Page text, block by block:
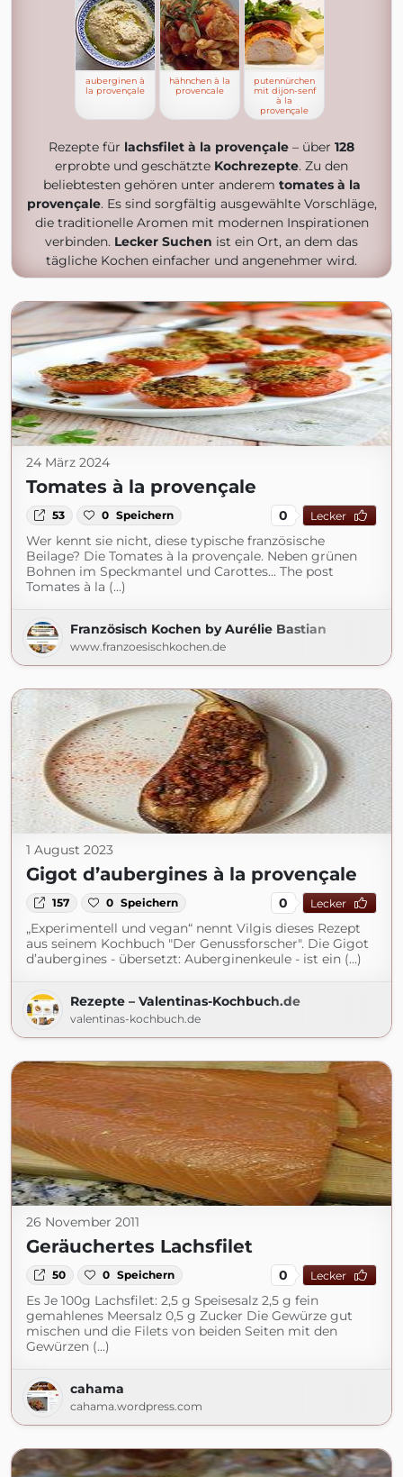
auberginen à
la provençale
hähnchen à la
provencale
putennürchen
mit dijon-senf
à la
provençale
Rezepte für lachsfilet à la provençale – über 128
erprobte und geschätzte Kochrezepte. Zu den
beliebtesten gehören unter anderem tomates à la
provençale. Es sind sorgfältig ausgewählte Vorschläge,
die traditionelle Aromen mit modernen Inspirationen
verbinden. Lecker Suchen ist ein Ort, an dem das
tägliche Kochen einfacher und angenehmer wird.
24 März 2024
Tomates à la provençale
53 0 Speichern 0 Lecker
Wer kennt sie nicht, diese typische französische
Beilage? Die Tomates à la provençale. Neben grünen
Bohnen im Speckmantel und Carottes... The post
Tomates à la (...)
Französisch Kochen by Aurélie Bastian
www.franzoesischkochen.de
1 August 2023
Gigot d’aubergines à la provençale
157 0 Speichern 0 Lecker
„Experimentell und vegan“ nennt Vilgis dieses Rezept
aus seinem Kochbuch "Der Genussforscher". Die Gigot
d’aubergines - übersetzt: Auberginenkeule - ist ein (...)
Rezepte – Valentinas-Kochbuch.de
valentinas-kochbuch.de
26 November 2011
Geräuchertes Lachsfilet
50 0 Speichern 0 Lecker
Es Je 100g Lachsfilet: 2,5 g Speisesalz 2,5 g fein
gemahlenes Meersalz 0,5 g Zucker Die Gewürze gut
mischen und die Filets von beiden Seiten mit den
Gewürzen (...)
cahama
cahama.wordpress.com